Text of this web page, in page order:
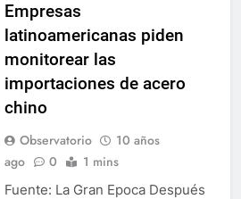
Empresas
latinoamericanas piden
monitorear las
importaciones de acero
chino
Observatorio
10 años
ago
0 1 mins
Fuente: La Gran Epoca Después